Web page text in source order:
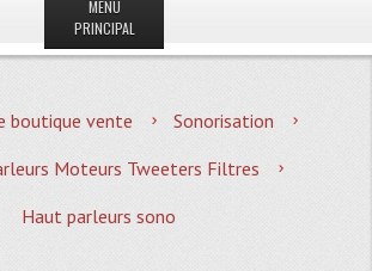
MENU
PRINCIPAL
MAGASIN
Quoi De Neuf?
Promotions
boutique vente
Sonorisation
Moteurs Tweeters Filtres
Haut parleurs sono